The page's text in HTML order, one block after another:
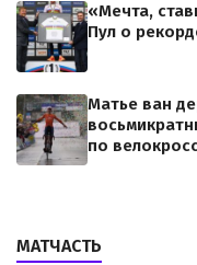
«Мечта,
Пул о
Матье ван
по
МАТЧАСТЬ